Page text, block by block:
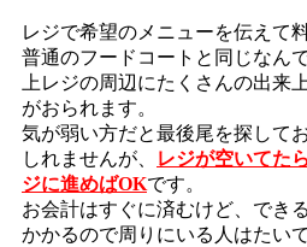
レジで希望のメニューを伝えて
普通のフードコートと同じなん
上レジの周辺にたくさんの出来
がおられます。
気が弱い方だと最後尾を探して
しれませんが、
レジが空いてた
ジに進めばOKです。
お会計はすぐに済むけど、でき
かかるので周りにいる人はたい